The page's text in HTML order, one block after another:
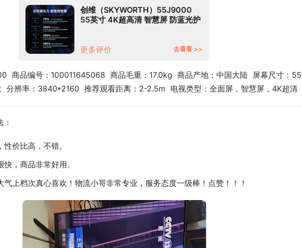
创维（SKYWORTH）55J9000
55英寸 4K超高清 智慧屏 防蓝光护
更多评价
去看看 >>
商品编号：100011645068  商品毛重：17.0kg  商品产地：中国大陆  屏幕尺寸：
分辨率：3840*2160  推荐观看距离：2-2.5m  电视类型：全面屏，智慧屏，4K超清
价比高，不错。
，商品非常好用。
气上档次真心喜欢！物流小哥非常专业，服务态度一级棒！点赞！！！